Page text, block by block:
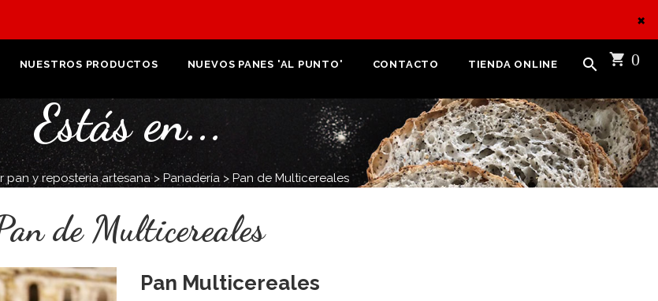
×
NUESTROS PRODUCTOS NUEVOS PANES 'AL PUNTO' CONTACTO TIENDA ONLINE 0
Estás en...
pan y reposteria artesana>Panadería> Pan de Multicereales
de Multicereales
Pan Multicereales